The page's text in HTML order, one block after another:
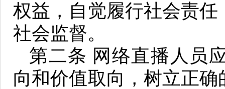
权益，自觉履行社会责
社会监督。
第二条 网络直播人员
向和价值取向，树立正